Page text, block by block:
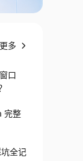
多
口
完整
全记